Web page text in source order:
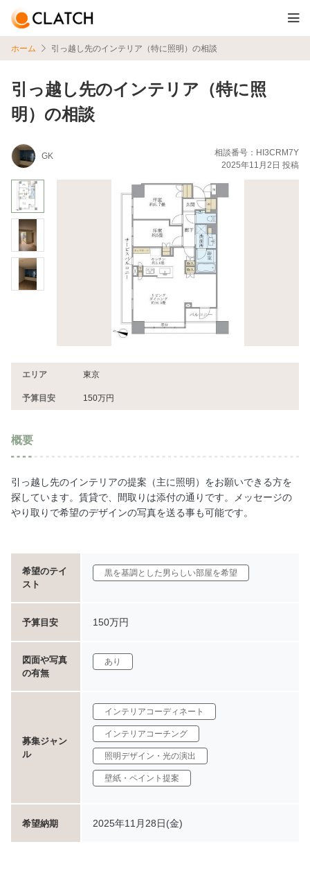
ホーム 引っ越し先のインテリア（特に照明）の相談
引っ越し先のインテリア（特に照
明）の相談
GK
相談番号：HI3CRM7Y
2025年11月2日 投稿
エリア 東京
予算目安 150万円
概要
引っ越し先のインテリアの提案（主に照明）をお願いできる方を
探しています。賃貸で、間取りは添付の通りです。メッセージの
やり取りで希望のデザインの写真を送る事も可能です。
希望のテイ
スト
黒を基調とした男らしい部屋を希望
予算目安 150万円
図面や写真
の有無
あり
募集ジャン
ル
インテリアコーディネート
インテリアコーチング
照明デザイン・光の演出
壁紙・ペイント提案
希望納期 2025年11月28日(金)